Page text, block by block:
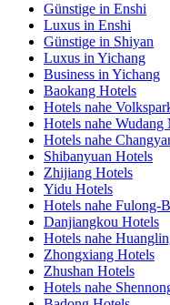
Günstige in Enshi
Luxus in Enshi
Günstige in Shiyan
Luxus in Yichang
Business in Yichang
Baokang Hotels
Hotels nahe
Hotels nahe Wudang
Hotels nahe
Shibanyuan Hotels
Zhijiang Hotels
Yidu Hotels
Hotels nahe Fulong-
Danjiangkou Hotels
Hotels nahe
Zhongxiang Hotels
Zhushan Hotels
Hotels nahe